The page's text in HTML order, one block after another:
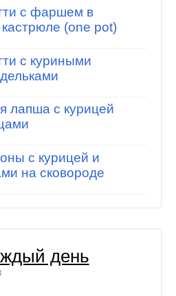
с фаршем в
(one pot)
с куриными
лапша с курицей
с курицей и
на сковороде
день